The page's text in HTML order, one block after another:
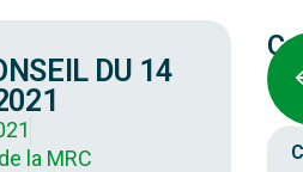
DU 14
la MRC